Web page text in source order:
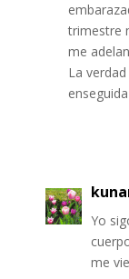
trimestre
me
La
Yo
me